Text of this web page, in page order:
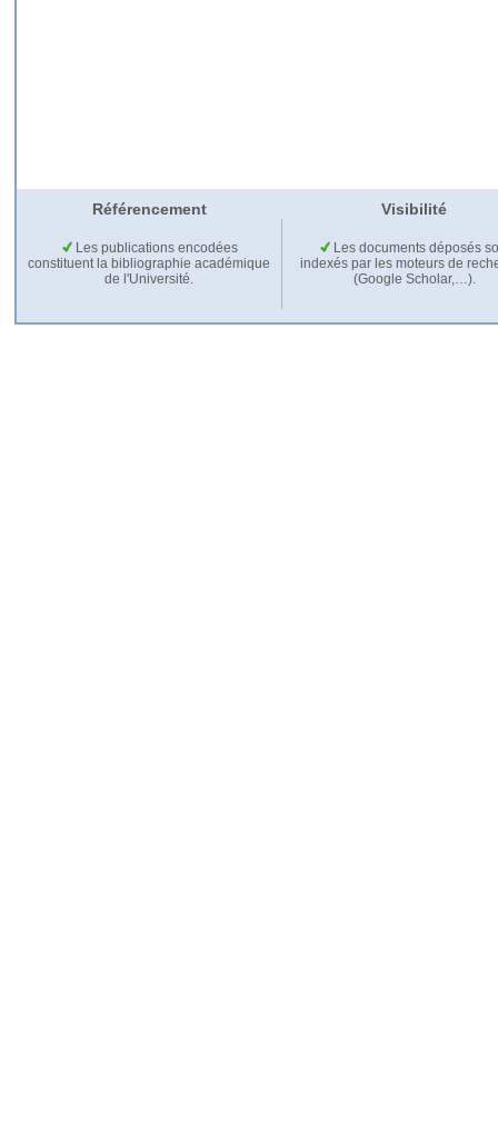
Référencement Visibilité
Les publications encodées
constituent la bibliographie académique
de l'Université.
Les documents déposés
indexés par les moteurs de
(Google Scholar,…).